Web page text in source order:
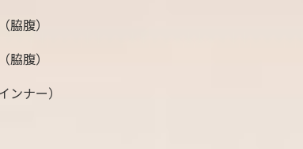
脇腹）
脇腹）
ンナー）